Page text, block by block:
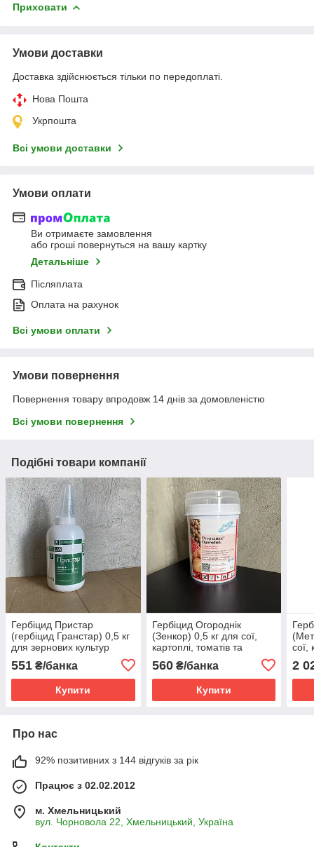
Приховати
Умови доставки
Доставка здійснюється тільки по передоплаті.
Нова Пошта
Укрпошта
Всі умови доставки
Умови оплати
Ви отримаєте замовлення
або гроші повернуться на вашу картку
Детальніше
Післяплата
Оплата на рахунок
Всі умови оплати
Умови повернення
Повернення товару впродовж 14 днів за домовленістю
Всі умови повернення
Подібні товари компанії
Гербіцид Пристар
(гербіцид Гранстар) 0,5 кг
для зернових культур
(трибенурон-метил 750 г/
кг)
551 ₴/банка
Купити
Гербіцид Огороднік
(Зенкор) 0,5 кг для сої,
картоплі, томатів та
700 г/кг)
560₴/банка
Купити
сої,
2
Про нас
92% позитивних з 144 відгуків за рік
Працює з 02.02.2012
м. Хмельницький
вул. Чорновола 22, Хмельницький, Україна